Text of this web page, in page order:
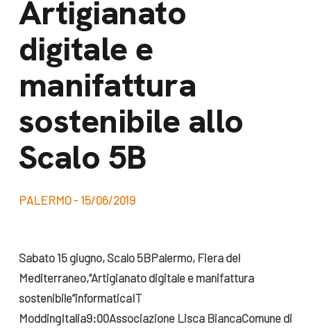
Artigianato
digitale e
manifattura
sostenibile allo
Scalo 5B
PALERMO - 15/06/2019
Sabato 15 giugno, Scalo 5BPalermo, Fiera del
Mediterraneo,“Artigianato digitale e manifattura
sostenibile”informaticaIT
ModdingItalia9:00Associazione Lisca BiancaComune di
Lavora con noi
Bilancio di
missione
News e
appuntamenti
News
pubblicazioni
Docufilm
Seguici sui social: